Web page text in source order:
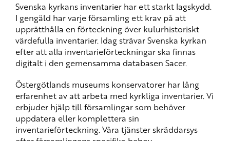
Svenska kyrkans inventarier har ett starkt lagskydd.
I gengäld har varje församling ett krav på att
upprätthålla en förteckning över kulurhistoriskt
värdefulla inventarier. Idag strävar Svenska kyrkan
efter att alla inventarieförteckningar ska finnas
digitalt i den gemensamma databasen Sacer.
Östergötlands museums konservatorer har lång
erfarenhet av att arbeta med kyrkliga inventarier. Vi
erbjuder hjälp till församlingar som behöver
uppdatera eller komplettera sin
inventarieförteckning. Våra tjänster skräddarsys